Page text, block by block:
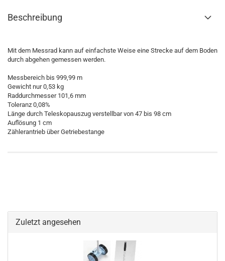
Beschreibung
Mit dem Messrad kann auf einfachste Weise eine Strecke auf dem Boden
durch abgehen gemessen werden.
Messbereich bis 999,99 m
Gewicht nur 0,53 kg
Raddurchmesser 101,6 mm
Toleranz 0,08%
Länge durch Teleskopauszug verstellbar von 47 bis 98 cm
Auflösung 1 cm
Zählerantrieb über Getriebestange
Zuletzt angesehen